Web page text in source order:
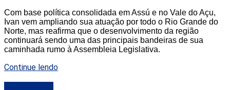
Com base política consolidada em Assú e no Vale do Açu,
Ivan vem ampliando sua atuação por todo o Rio Grande do
Norte, mas reafirma que o desenvolvimento da região
continuará sendo uma das principais bandeiras de sua
caminhada rumo à Assembleia Legislativa.
Continue lendo